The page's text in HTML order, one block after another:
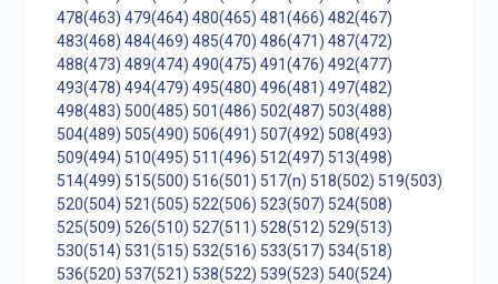
478(463) 479(464) 480(465) 481(466) 482(467)
483(468) 484(469) 485(470) 486(471) 487(472)
488(473) 489(474) 490(475) 491(476) 492(477)
493(478) 494(479) 495(480) 496(481) 497(482)
498(483) 500(485) 501(486) 502(487) 503(488)
504(489) 505(490) 506(491) 507(492) 508(493)
509(494) 510(495) 511(496) 512(497) 513(498)
514(499) 515(500) 516(501) 517(n) 518(502) 519(503)
520(504) 521(505) 522(506) 523(507) 524(508)
525(509) 526(510) 527(511) 528(512) 529(513)
530(514) 531(515) 532(516) 533(517) 534(518)
536(520) 537(521) 538(522) 539(523) 540(524)